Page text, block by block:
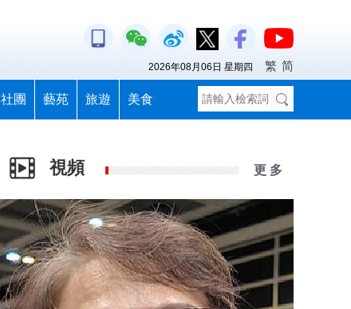
社團 藝苑 旅遊 美食
2026年08月06日 星期四 繁 简
視頻 更 多